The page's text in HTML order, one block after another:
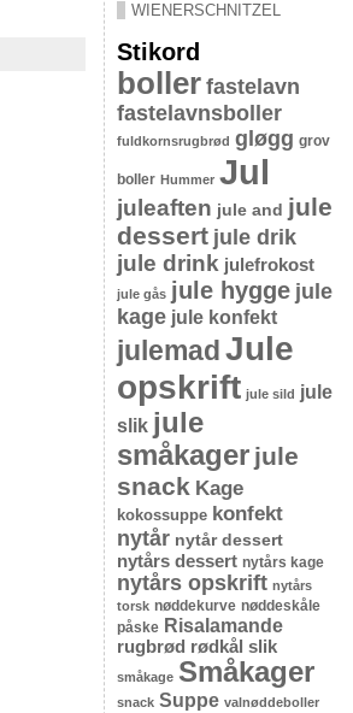
WIENERSCHNITZEL
Stikord
boller fastelavn
fastelavnsboller
fuldkornsrugbrød gløgg grov
boller Hummer Jul
juleaften jule and jule
dessert jule drik
jule drink julefrokost
jule gås jule hygge jule
kage jule konfekt
julemad Jule
opskrift jule sild jule
slik jule
småkager jule
snack Kage
kokossuppe konfekt
nytår nytår dessert
nytårs dessert nytårs kage
nytårs opskrift nytårs
torsk nøddekurve nøddeskåle
påske Risalamande
rugbrød rødkål slik
småkage Småkager
snack Suppe valnøddeboller